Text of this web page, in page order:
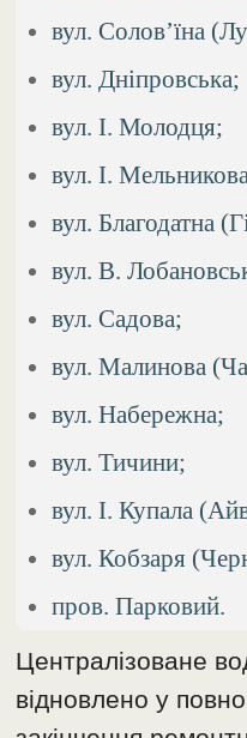
вул. Солов’їна
вул. Дніпровська;
вул. І. Молодця;
вул. І.
вул. Благодатна
вул. В.
вул. Садова;
вул. Малинова
вул. Набережна;
вул. Тичини;
вул. І. Купала
вул. Кобзаря
пров. Парковий.
Централізоване
відновлено у